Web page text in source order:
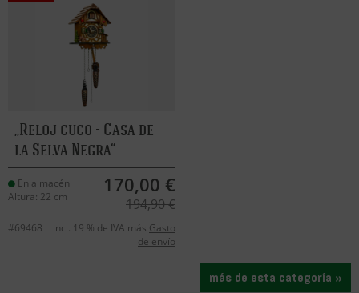
Reloj cuco - Casa de
la Selva Negra
En almacén
Altura: 22 cm
170,00 €
194,90 €
#69468 incl. 19 % de IVA más Gasto
de envío
más de esta categoría »